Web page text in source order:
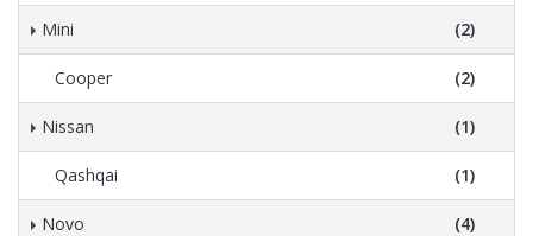
Mini (2)
Cooper (2)
Nissan (1)
Qashqai (1)
Novo (4)